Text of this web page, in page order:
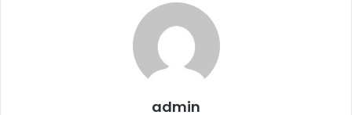
admin